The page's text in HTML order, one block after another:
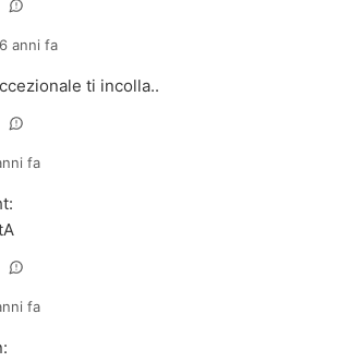
anni fa
ti incolla..
fa
:
fa
: